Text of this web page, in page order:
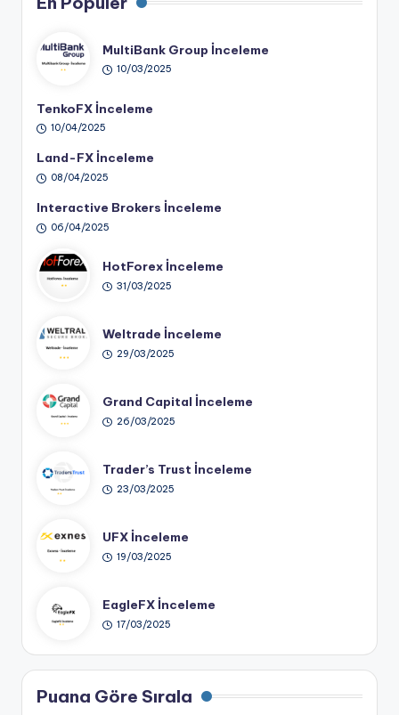
MultiBank Group İnceleme
10/03/2025
TenkoFX İnceleme
10/04/2025
Land-FX İnceleme
08/04/2025
Interactive Brokers İnceleme
06/04/2025
HotForex İnceleme
31/03/2025
Weltrade İnceleme
29/03/2025
Grand Capital İnceleme
26/03/2025
Trader’s Trust İnceleme
23/03/2025
UFX İnceleme
19/03/2025
EagleFX İnceleme
17/03/2025
Puana Göre Sırala